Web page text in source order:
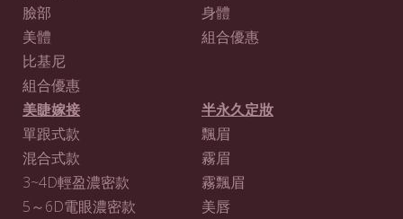
臉部
美體
比基尼
組合優惠
身體
組合優惠
美睫嫁接
單跟式款
混合式款
3~4D輕盈濃密款
5～6D電眼濃密款
半永久定妝
飄眉
霧眉
霧飄眉
美唇